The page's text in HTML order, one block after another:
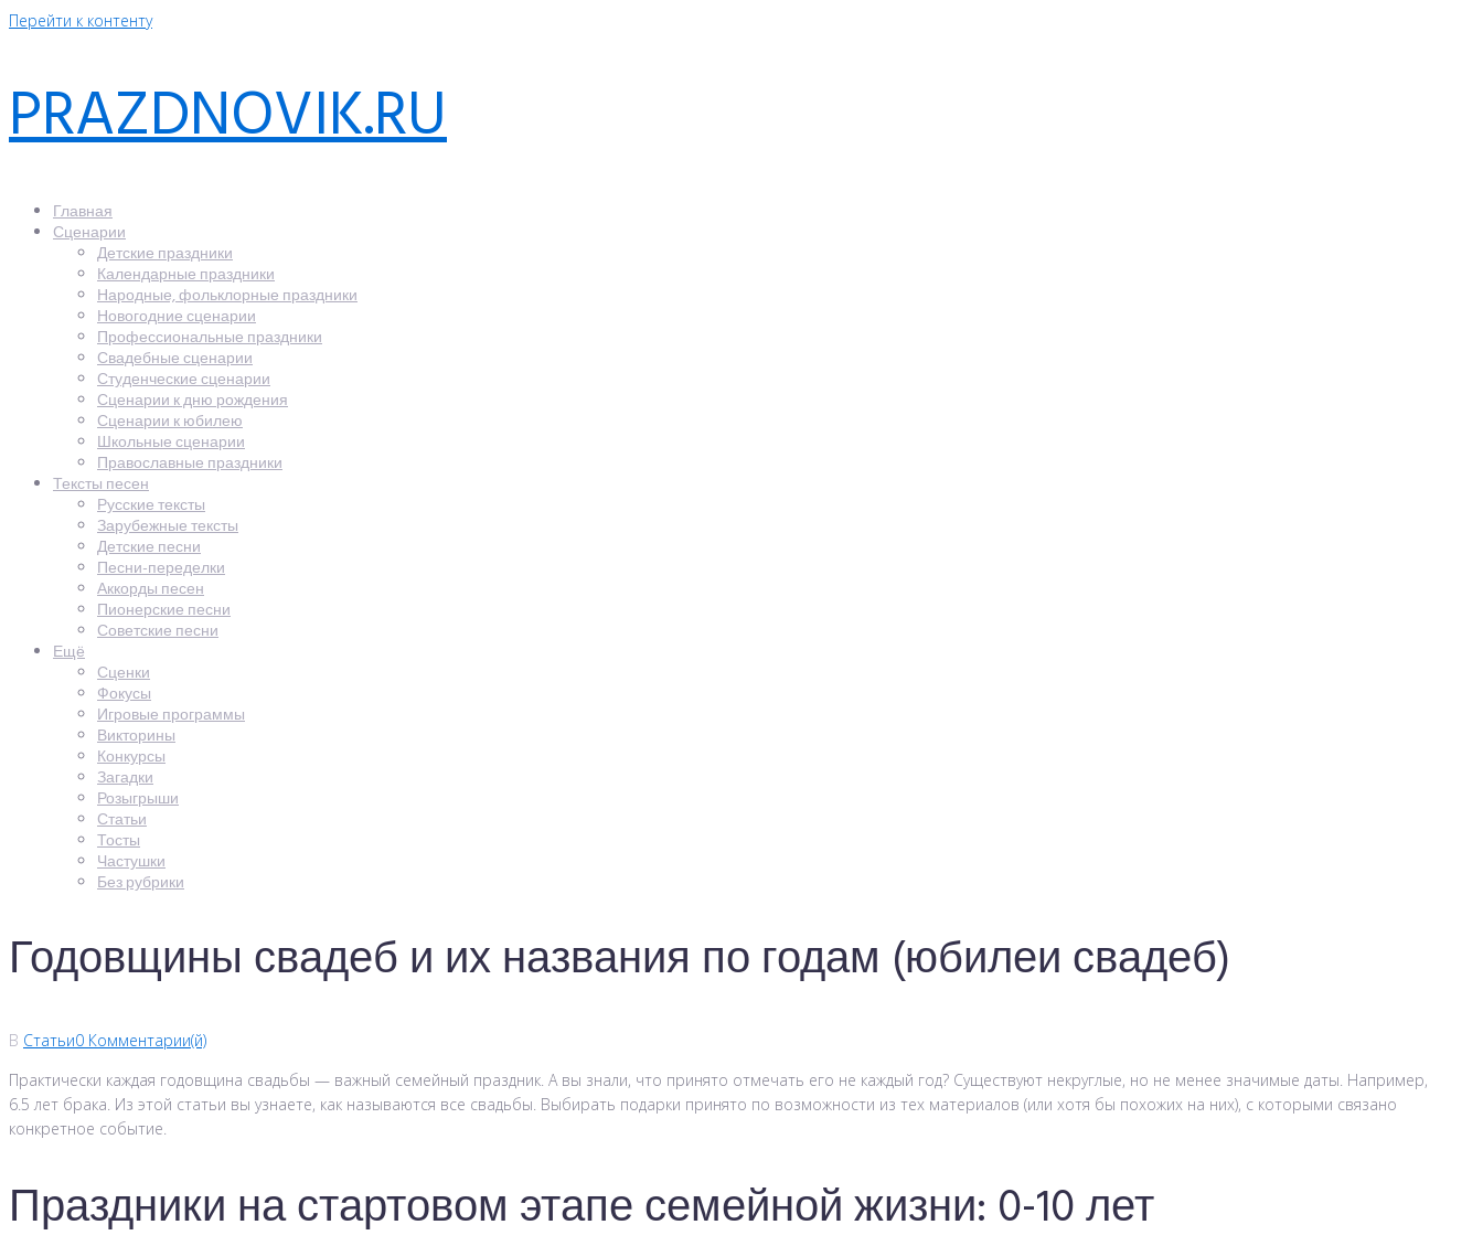
Перейти к контенту
PRAZDNOVIK.RU
Главная
Сценарии
Детские праздники
Календарные праздники
Народные, фольклорные праздники
Новогодние сценарии
Профессиональные праздники
Свадебные сценарии
Студенческие сценарии
Сценарии к дню рождения
Сценарии к юбилею
Школьные сценарии
Православные праздники
Тексты песен
Русские тексты
Зарубежные тексты
Детские песни
Песни-переделки
Аккорды песен
Пионерские песни
Советские песни
Ещё
Сценки
Фокусы
Игровые программы
Викторины
Конкурсы
Загадки
Розыгрыши
Статьи
Тосты
Частушки
Без рубрики
Годовщины свадеб и их названия по годам (юбилеи свадеб)
В Статьи0 Комментарии(й)
Практически каждая годовщина свадьбы — важный семейный праздник. А вы знали, что принято отмечать его не каждый год? Существуют некруглые, но не менее значимые даты. Например,
6.5 лет брака. Из этой статьи вы узнаете, как называются все свадьбы. Выбирать подарки принято по возможности из тех материалов (или хотя бы похожих на них), с которыми связано
конкретное событие.
Праздники на стартовом этапе семейной жизни: 0-10 лет